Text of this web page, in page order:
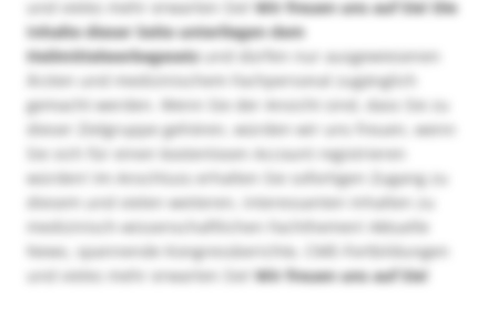
und vieles mehr erwarten Sie!Wir freuen uns auf Sie! Die
Inhalte dieser Seite unterliegen dem
Heilmittelwerbegesetzund dürfen nur ausgewiesenen
Ärzten und medizinischem Fachpersonal zugänglich
gemacht werden. Wenn Sie der Ansicht sind, dass Sie zu
dieser Zielgruppe gehören, würden wir uns freuen, wenn
Sie sich für einen kostenlosen Account registrieren
würden! Im Anschluss erhalten Sie sofortigen Zugang zu
diesem und vielen weiteren, interessanten Inhalten zu
medizinisch-wissenschaftlichen Fachthemen! Aktuelle
News, spannende Kongressberichte, CME-Fortbildungen
und vieles mehr erwarten Sie!Wir freuen uns auf Sie!